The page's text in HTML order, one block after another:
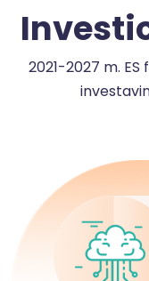
2021-2027 m.